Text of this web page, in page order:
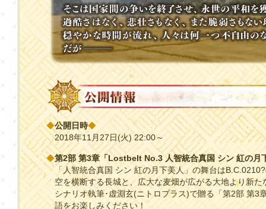
◆公開日時◆
2018年11月27日(火) 22:00～
◆第2部 第3章「Lostbelt No.3 人智統合真国 シン 紅の月
「人智統合真国 シン 紅の月下美人」の舞台は
空を横断する長城と、広大な麦畑が広がる大地より新
シナリオ執筆･虚淵玄(ニトロプラス)で贈る「第2部 第3
語をお楽しみください！